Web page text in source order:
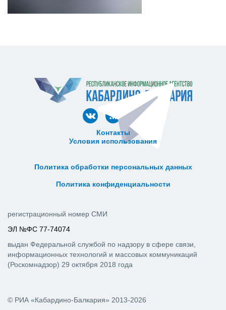
Контакты
Условия использования
Политика обработки персональных данных
Политика конфиденциальности
© РИА «Кабардино-Балкария» 2013-2026
регистрационный номер СМИ
ЭЛ №ФС 77-74074
выдан Федеральной службой по надзору в сфере связи,
информационных технологий и массовых коммуникаций
(Роскомнадзор) 29 октября 2018 года